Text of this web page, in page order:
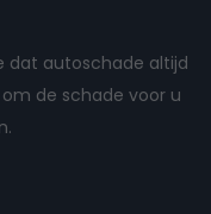
dat autoschade altijd
de schade voor u